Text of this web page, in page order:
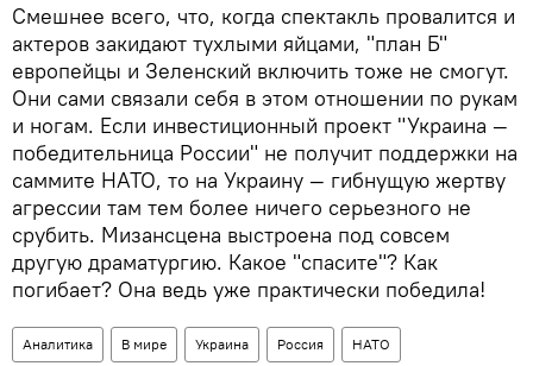
Смешнее всего, что, когда спектакль провалится и
актеров закидают тухлыми яйцами, "план Б"
европейцы и Зеленский включить тоже не смогут.
Они сами связали себя в этом отношении по рукам
и ногам. Если инвестиционный проект "Украина —
победительница России" не получит поддержки на
саммите НАТО, то на Украину — гибнущую жертву
агрессии там тем более ничего серьезного не
срубить. Мизансцена выстроена под совсем
другую драматургию. Какое "спасите"? Как
погибает? Она ведь уже практически победила!
Аналитика В мире Украина Россия НАТО